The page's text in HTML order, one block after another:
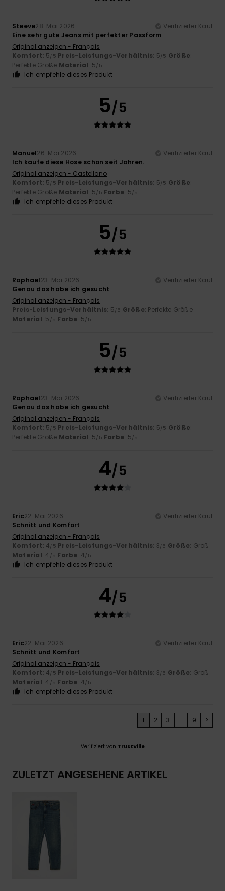
Steeve28. Mai 2026
Verifizierter Kauf
Eine sehr gute Jeans mit perfekter Passform
Original anzeigen - Français
Komfort: 5/5 Preis-Leistungs-Verhältnis: 5/5 Größe:
Perfekte Größe Material: 5/5
Ich empfehle dieses Produkt
5/5
Manuel26. Mai 2026
Verifizierter Kauf
Ich kaufe diese Hose schon seit Jahren.
Original anzeigen - Castellano
Komfort: 5/5 Preis-Leistungs-Verhältnis: 5/5 Größe:
Perfekte Größe Material: 5/5 Farbe: 5/5
Ich empfehle dieses Produkt
5/5
Raphael23. Mai 2026
Verifizierter Kauf
Genau das habe ich gesucht
Original anzeigen - Français
Preis-Leistungs-Verhältnis: 5/5 Größe: Perfekte Größe
Material: 5 /5 Farbe: 5/5
5/5
Raphael23. Mai 2026
Verifizierter Kauf
Genau das habe ich gesucht
Original anzeigen - Français
Komfort: 5/5 Preis-Leistungs-Verhältnis: 5/5 Größe:
Perfekte Größe Material: 5/5 Farbe: 5/5
4/5
Eric22. Mai 2026
Verifizierter Kauf
Schnitt und Komfort
Original anzeigen - Français
Komfort: 4/5 Preis-Leistungs-Verhältnis: 3/5 Größe: Groß
Material: 4 /5 Farbe: 4/5
Ich empfehle dieses Produkt
4/5
Eric22. Mai 2026
Verifizierter Kauf
Schnitt und Komfort
Original anzeigen - Français
Komfort: 4/5 Preis-Leistungs-Verhältnis: 3/5 Größe: Groß
Material: 4 /5 Farbe: 4/5
Ich empfehle dieses Produkt
1 2 3 ... 9 >
Verifiziert von TrustVille
ZULETZT ANGESEHENE ARTIKEL